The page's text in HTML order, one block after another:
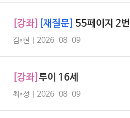
[강좌] [재질문] 55페이지 2번
김*현 | 2026-08-09
[강좌] 루이 16세
최*성 | 2026-08-09